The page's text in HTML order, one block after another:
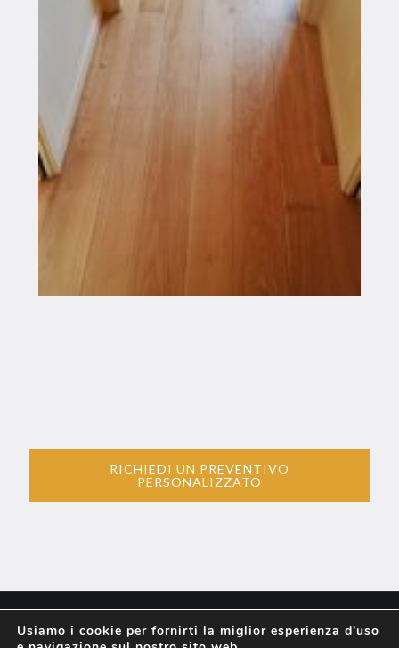
RICHIEDI UN PREVENTIVO
PERSONALIZZATO
Usiamo i cookie per fornirti la miglior esperienza d'uso